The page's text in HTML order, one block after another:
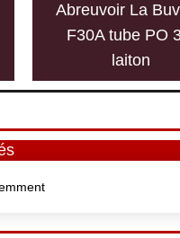
Abreuvoir La
F30A tube PO
laiton